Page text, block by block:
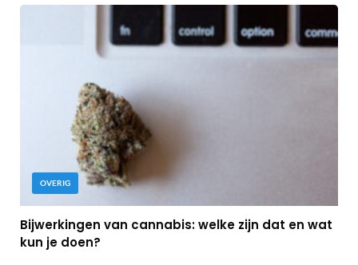
OVERIG
Bijwerkingen van cannabis: welke zijn dat en wat
kun je doen?